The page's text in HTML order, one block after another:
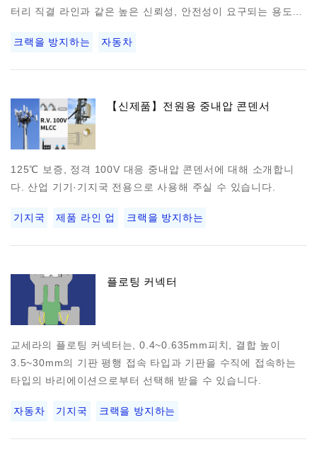
터리 직결 라인과 같은 높은 신뢰성, 안전성이 요구되는 용도…
크랙을 방지하는 자동차
【신제품】전원용 중내압 콘덴서
125℃ 보증, 정격 100V 대응 중내압 콘덴서에 대해 소개합니
다. 산업 기기·기지국 전용으로 사용해 주실 수 있습니다.
기지국 제품 라인 업 크랙을 방지하는
플로팅 커넥터
교세라의 플로팅 커넥터는, 0.4~0.635mm피치, 결합 높이
3.5~30mm의 기판 평행 접속 타입과 기판을 수직에 접속하는
타입의 바리에이션으로부터 선택해 받을 수 있습니다.
자동차 기지국 크랙을 방지하는